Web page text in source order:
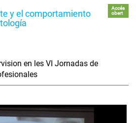
y el comportamiento
Accés
obert
en les VI Jornadas de